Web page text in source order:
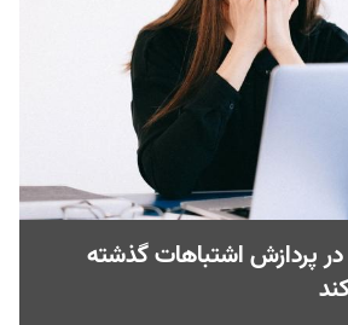
در پردازش اشتباهات گذشته